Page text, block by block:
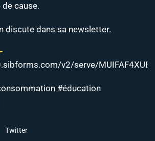
cause.
discute dans sa newsletter.
v2/serve/
#éducation
Twitter